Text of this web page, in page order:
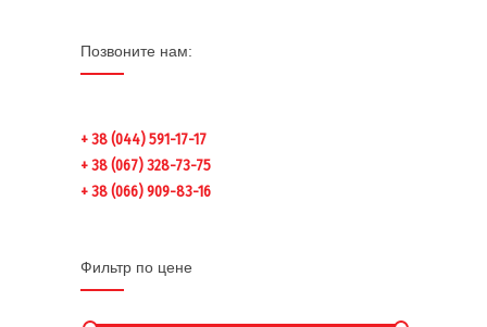
Позвоните нам:
+ 38 (044) 591-17-17
+ 38 (067) 328-73-75
+ 38 (066) 909-83-16
Фильтр по цене